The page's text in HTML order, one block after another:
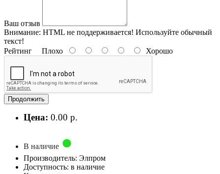
Ваш отзыв
Внимание: HTML не поддерживается! Используйте обычный
текст!
Рейтинг Плохо Хорошо
Продолжить
Цена: 0.00 р.
В наличие
Производитель: Элпром
Доступность: в наличие